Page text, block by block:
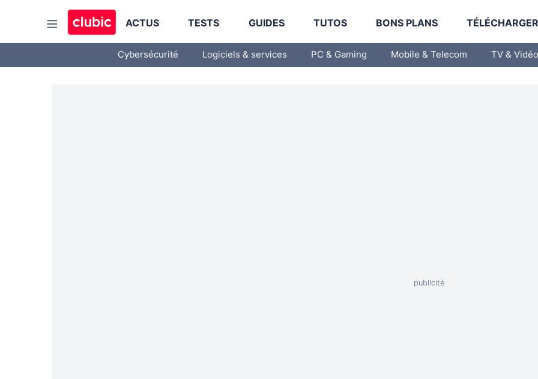
ACTUS TESTS GUIDES TUTOS BONS PLANS
Cybersécurité Logiciels & services PC & Gaming Mobile & Telecom TV & Vidéo